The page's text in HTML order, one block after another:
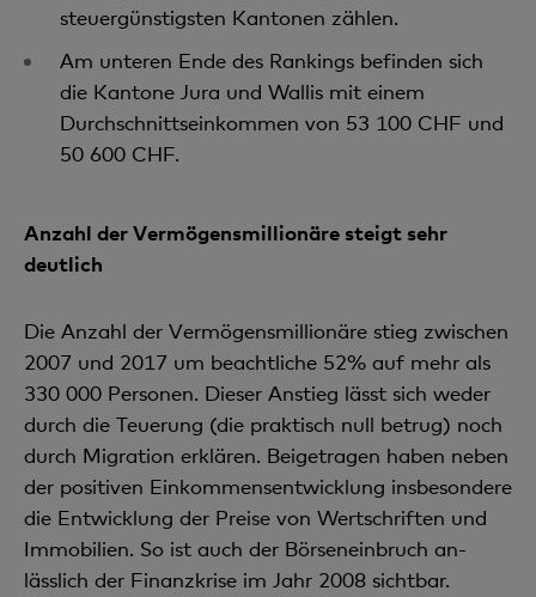
steuergünstigsten Kantonen zählen.
Am unteren Ende des Rankings befinden sich
die Kantone Jura und Wallis mit einem
Durchschnitts­einkommen von 53 100 CHF und
50 600 CHF.
Anzahl der Vermögensmillionäre steigt sehr
deutlich
Die Anzahl der Vermögensmillionäre stieg zwischen
2007 und 2017 um beachtliche 52% auf mehr als
330 000 Personen. Dieser Anstieg lässt sich weder
durch die Teuerung (die praktisch null betrug) noch
durch Migration erklären. Beigetragen haben neben
der positiven Einkommensentwicklung insbeson­dere
die Entwicklung der Preise von Wertschriften und
Immobilien. So ist auch der Börseneinbruch an­
lässlich der Finanzkrise im Jahr 2008 sichtbar.